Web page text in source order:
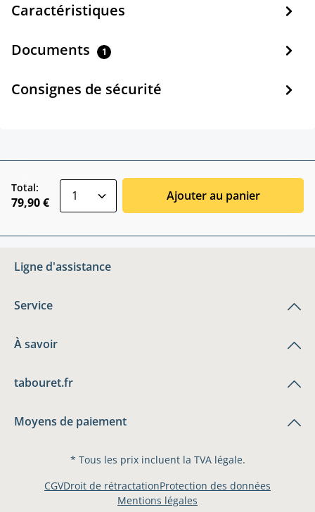
Caractéristiques
Documents 1
Consignes de sécurité
Total:
79,90 € Ajouter au panier
Ligne d'assistance
Service
À savoir
tabouret.fr
Moyens de paiement
* Tous les prix incluent la TVA légale.
CGVDroit de rétractationProtection des données
Mentions légales